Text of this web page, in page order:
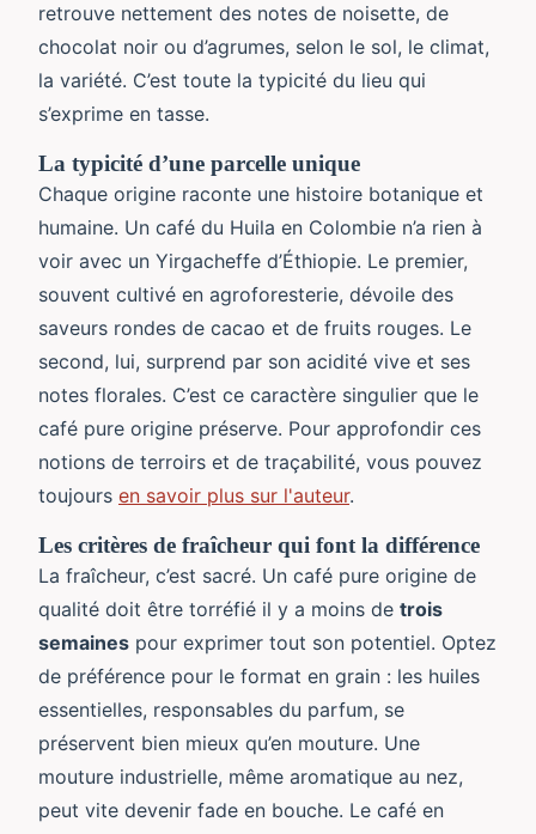
retrouve nettement des notes de noisette, de
chocolat noir ou d’agrumes, selon le sol, le climat,
la variété. C’est toute la typicité du lieu qui
s’exprime en tasse.
La typicité d’une parcelle unique
Chaque origine raconte une histoire botanique et
humaine. Un café du Huila en Colombie n’a rien à
voir avec un Yirgacheffe d’Éthiopie. Le premier,
souvent cultivé en agroforesterie, dévoile des
saveurs rondes de cacao et de fruits rouges. Le
second, lui, surprend par son acidité vive et ses
notes florales. C’est ce caractère singulier que le
café pure origine préserve. Pour approfondir ces
notions de terroirs et de traçabilité, vous pouvez
toujours en savoir plus sur l'auteur.
Les critères de fraîcheur qui font la différence
La fraîcheur, c’est sacré. Un café pure origine de
qualité doit être torréfié il y a moins de trois
semaines pour exprimer tout son potentiel. Optez
de préférence pour le format en grain : les huiles
essentielles, responsables du parfum, se
préservent bien mieux qu’en mouture. Une
mouture industrielle, même aromatique au nez,
peut vite devenir fade en bouche. Le café en